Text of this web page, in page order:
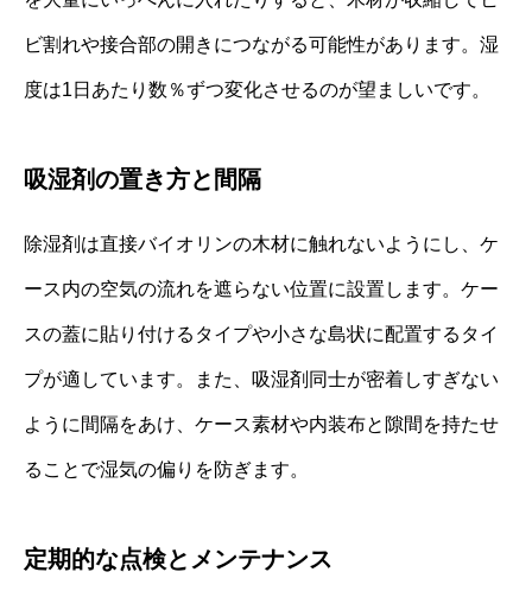
ビ割れや接合部の開きにつながる可能性があります。湿
度は1日あたり数％ずつ変化させるのが望ましいです。
吸湿剤の置き方と間隔
除湿剤は直接バイオリンの木材に触れないようにし、ケ
ース内の空気の流れを遮らない位置に設置します。ケー
スの蓋に貼り付けるタイプや小さな島状に配置するタイ
プが適しています。また、吸湿剤同士が密着しすぎない
ように間隔をあけ、ケース素材や内装布と隙間を持たせ
ることで湿気の偏りを防ぎます。
定期的な点検とメンテナンス